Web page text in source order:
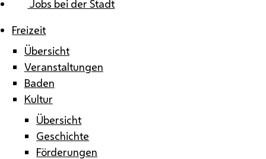
Jobs bei der Stadt
Freizeit
Übersicht
Veranstaltungen
Baden
Kultur
Übersicht
Geschichte
Förderungen